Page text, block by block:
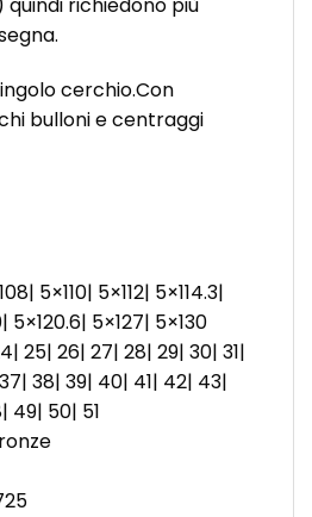
cerchio.Con
bulloni e centraggi
5×110| 5×112| 5×114.3|
5×120.6| 5×127| 5×130
25| 26| 27| 28| 29| 30| 31|
38| 39| 40| 41| 42| 43|
49| 50| 51